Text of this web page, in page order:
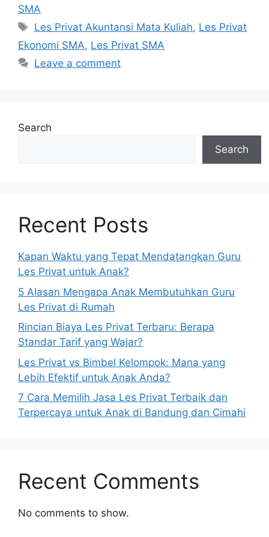
SMA
Tags
Les Privat Akuntansi Mata Kuliah, Les Privat
Ekonomi SMA, Les Privat SMA
Leave a comment
Search
Search
Recent Posts
Kapan Waktu yang Tepat Mendatangkan Guru
Les Privat untuk Anak?
5 Alasan Mengapa Anak Membutuhkan Guru
Les Privat di Rumah
Rincian Biaya Les Privat Terbaru: Berapa
Standar Tarif yang Wajar?
Les Privat vs Bimbel Kelompok: Mana yang
Lebih Efektif untuk Anak Anda?
7 Cara Memilih Jasa Les Privat Terbaik dan
Terpercaya untuk Anak di Bandung dan Cimahi
Recent Comments
No comments to show.